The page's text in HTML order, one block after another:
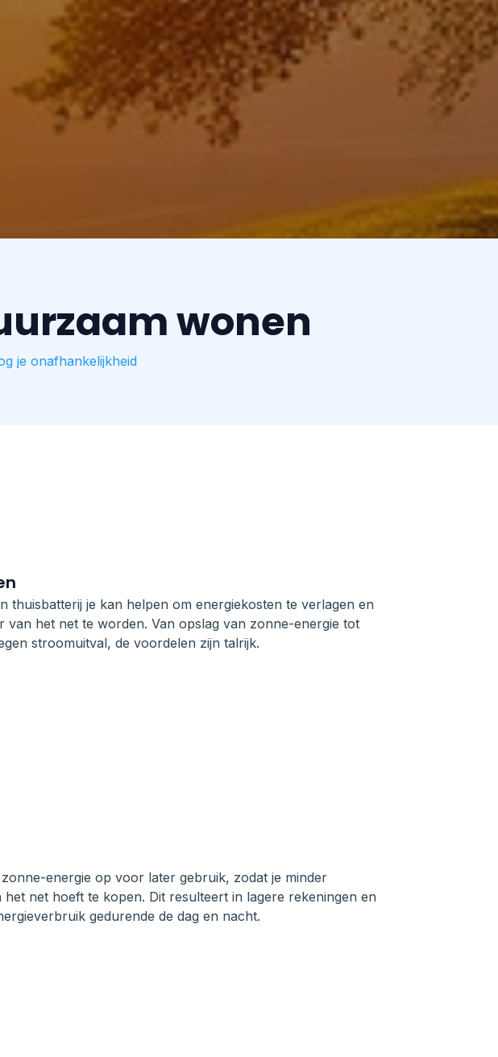
wonen
je onafhankelijkheid
thuisbatterij je kan helpen om energiekosten te verlagen en
van het net te worden. Van opslag van zonne-energie tot
stroomuitval, de voordelen zijn talrijk.
energie op voor later gebruik, zodat je minder
het net hoeft te kopen. Dit resulteert in lagere rekeningen en
gedurende de dag en nacht.